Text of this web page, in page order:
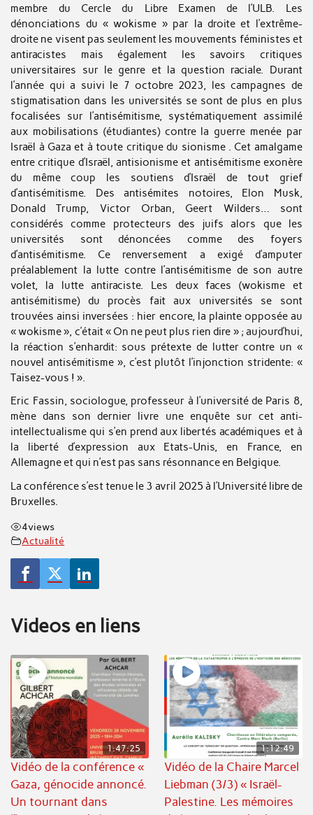
membre du Cercle du Libre Examen de l’ULB. Les
dénonciations du « wokisme » par la droite et l’extrême-
droite ne visent pas seulement les mouvements féministes et
antiracistes mais également les savoirs critiques
universitaires sur le genre et la question raciale. Durant
l’année qui a suivi le 7 octobre 2023, les campagnes de
stigmatisation dans les universités se sont de plus en plus
focalisées sur l’antisémitisme, systématiquement assimilé
aux mobilisations (étudiantes) contre la guerre menée par
Israël à Gaza et à toute critique du sionisme . Cet amalgame
entre critique d’Israël, antisionisme et antisémitisme exonère
du même coup les soutiens d’Israël de tout grief
d’antisémitisme. Des antisémites notoires, Elon Musk,
Donald Trump, Victor Orban, Geert Wilders… sont
considérés comme protecteurs des juifs alors que les
universités sont dénoncées comme des foyers
d’antisémitisme. Ce renversement a exigé d’amputer
préalablement la lutte contre l’antisémitisme de son autre
volet, la lutte antiraciste. Les deux faces (wokisme et
antisémitisme) du procès fait aux universités se sont
trouvées ainsi inversées : hier encore, la plainte opposée au
« wokisme », c’était « On ne peut plus rien dire » ; aujourd’hui,
la réaction s’enhardit: sous prétexte de lutter contre un «
nouvel antisémitisme », c’est plutôt l’injonction stridente: «
Taisez-vous ! ».
Eric Fassin, sociologue, professeur à l’université de Paris 8,
mène dans son dernier livre une enquête sur cet anti-
intellectualisme qui s’en prend aux libertés académiques et à
la liberté d’expression aux Etats-Unis, en France, en
Allemagne et qui n’est pas sans résonnance en Belgique.
La conférence s’est tenue le 3 avril 2025 à l’Université libre de
Bruxelles.
4views
Actualité
Videos en liens
1:47:25
Vidéo de la conférence «
Gaza, génocide annoncé.
Un tournant dans
1:12:49
Vidéo de la Chaire Marcel
Liebman (3/3) « Israël-
Palestine. Les mémoires